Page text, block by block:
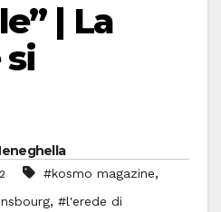
| La
#kosmo magazine,
, #l'erede di